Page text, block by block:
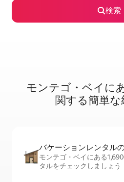
検索
モンテゴ・ベイに⁠
関⁠す⁠る簡⁠単⁠な
バケーションレ⁠ン⁠タ⁠ル⁠
モンテゴ・ベイにある
タルをチェックしましょう